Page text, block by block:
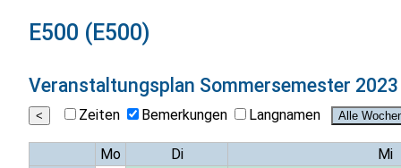
E500 (E500)
Veranstaltungsplan Sommersemester 2023
Zeiten Bemerkungen Langnamen
Mo Di
Mi